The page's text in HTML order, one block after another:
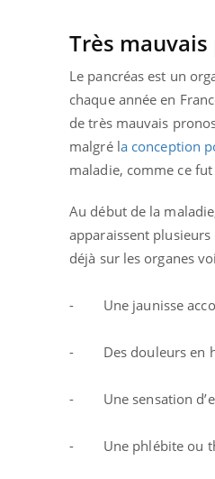
Très
Le pancréas est un
chaque année en
de très mauvais
malgré la conception
maladie, comme ce
Au début de la
apparaissent
déjà sur les organes
- Une jaunisse
- Des douleurs en
- Une sensation
- Une phlébite ou